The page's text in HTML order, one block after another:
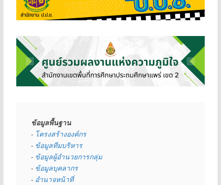
ข้อมูลพื้นฐาน
- โครงสร้างองค์กร
- ข้อมูลทีมบริหาร
- ข้อมูลผู้อำนวยการกลุ่ม
- ข้อมูลบุคลากร
- อำนาจหน้าที่